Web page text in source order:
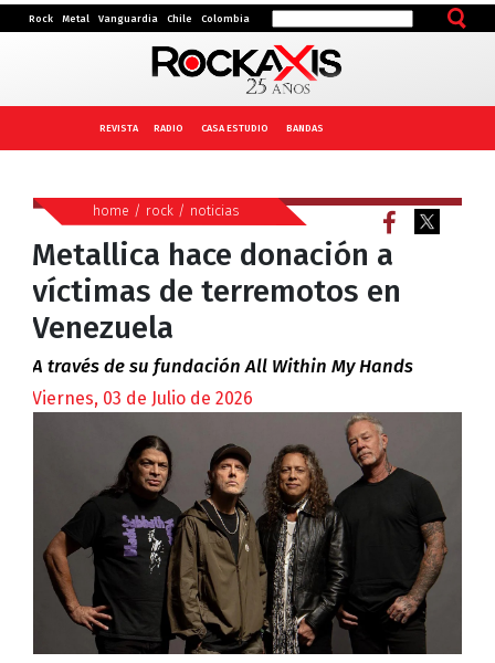
Rock Metal Vanguardia Chile Colombia
REVISTA RADIO CASA ESTUDIO BANDAS
home / rock / noticias
Metallica hace donación a
víctimas de terremotos en
Venezuela
A través de su fundación All Within My Hands
Viernes, 03 de Julio de 2026